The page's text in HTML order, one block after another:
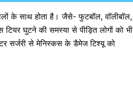
के साथ होता है। जैसे- फुटबॉल, वॉलीबॉल,
घुटने की समस्या से पीड़ित लोगों को भी
सर्जरी से मेनिस्कस के डैमेज टिश्यू को